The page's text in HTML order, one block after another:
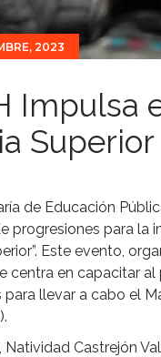
2023
Impulsa
Superior
de Educación
progresiones para
Este evento,
centra en capacitar
para llevar a cabo el
Natividad Castrejón